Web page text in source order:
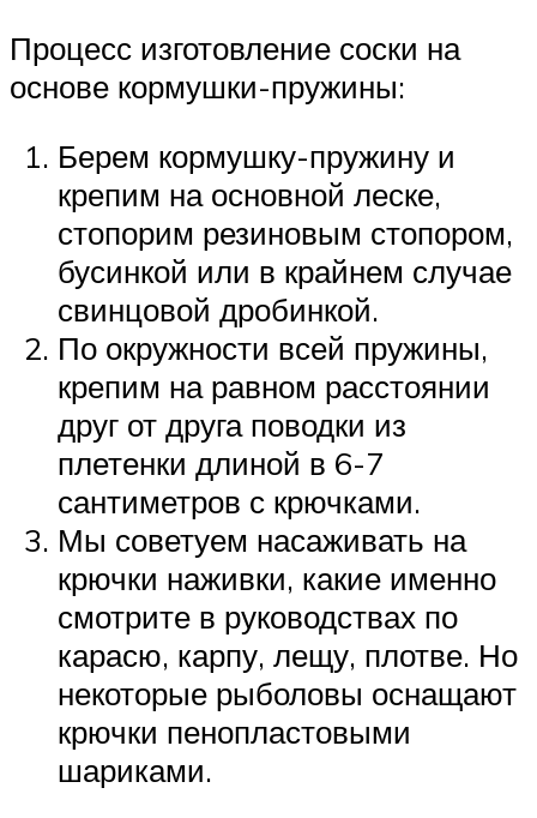
Процесс изготовление соски на
основе кормушки-пружины:
Берем кормушку-пружину и
крепим на основной леске,
стопорим резиновым стопором,
бусинкой или в крайнем случае
свинцовой дробинкой.
По окружности всей пружины,
крепим на равном расстоянии
друг от друга поводки из
плетенки длиной в 6-7
сантиметров с крючками.
Мы советуем насаживать на
крючки наживки, какие именно
смотрите в руководствах по
карасю, карпу, лещу, плотве. Но
некоторые рыболовы оснащают
крючки пенопластовыми
шариками.